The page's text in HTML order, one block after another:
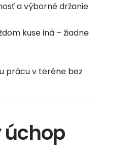
a výborné držanie
kuse iná – žiadne
prácu v teréne bez
úchop